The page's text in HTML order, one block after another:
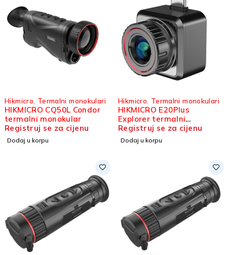
Hikmicro Termalni monokulari
HIKMICRO CQ50L Condor
termalni monokular
Registruj se za cijenu
Dodaj u korpu
Hikmicro Termalni monokulari
HIKMICRO E20Plus
Explorer termalni
monokular
Registruj se za cijenu
Dodaj u korpu